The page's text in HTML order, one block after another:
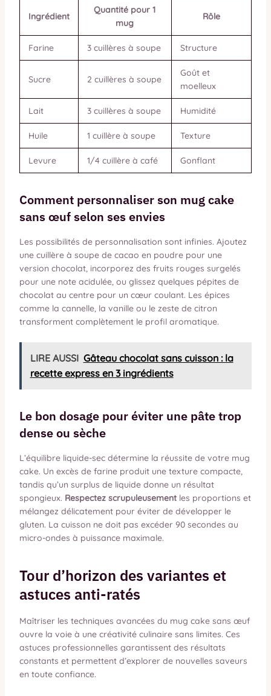
Ingrédient
Quantité pour 1
mug
Rôle
Farine 3 cuillères à soupe Structure
Sucre 2 cuillères à soupe
Goût et
moelleux
Lait 3 cuillères à soupe Humidité
Huile 1 cuillère à soupe Texture
Levure 1/4 cuillère à café Gonflant
Comment personnaliser son mug cake
sans œuf selon ses envies
Les possibilités de personnalisation sont infinies. Ajoutez
une cuillère à soupe de cacao en poudre pour une
version chocolat, incorporez des fruits rouges surgelés
pour une note acidulée, ou glissez quelques pépites de
chocolat au centre pour un cœur coulant. Les épices
comme la cannelle, la vanille ou le zeste de citron
transforment complètement le profil aromatique.
LIRE AUSSI Gâteau chocolat sans cuisson : la
recette express en 3 ingrédients
Le bon dosage pour éviter une pâte trop
dense ou sèche
L’équilibre liquide-sec détermine la réussite de votre mug
cake. Un excès de farine produit une texture compacte,
tandis qu’un surplus de liquide donne un résultat
spongieux. Respectez scrupuleusementles proportions et
mélangez délicatement pour éviter de développer le
gluten. La cuisson ne doit pas excéder 90 secondes au
micro-ondes à puissance maximale.
Tour d’horizon des variantes et
astuces anti-ratés
Maîtriser les techniques avancées du mug cake sans œuf
ouvre la voie à une créativité culinaire sans limites. Ces
astuces professionnelles garantissent des résultats
constants et permettent d’explorer de nouvelles saveurs
en toute confiance.